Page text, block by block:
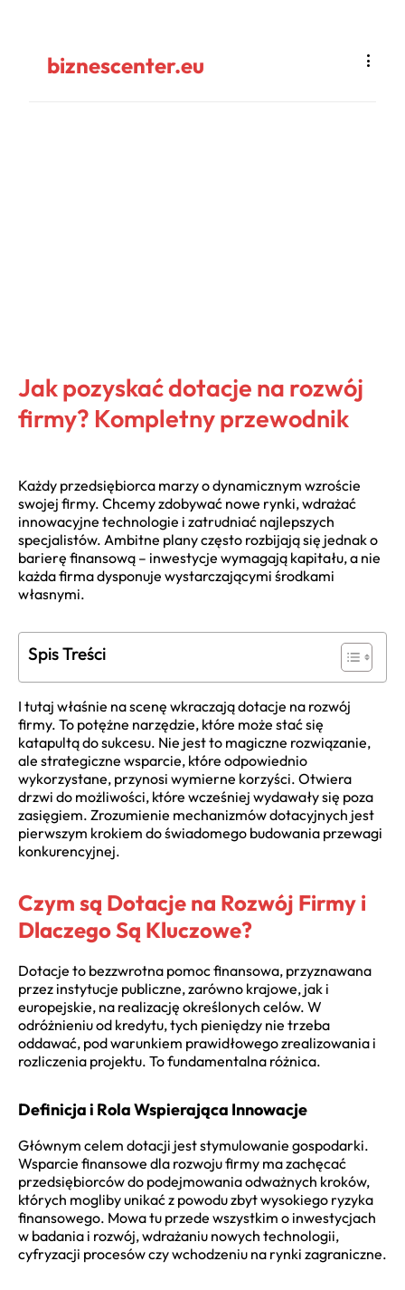
biznescenter.eu
Jak pozyskać dotacje na rozwój
firmy? Kompletny przewodnik
Każdy przedsiębiorca marzy o dynamicznym wzroście
swojej firmy. Chcemy zdobywać nowe rynki, wdrażać
innowacyjne technologie i zatrudniać najlepszych
specjalistów. Ambitne plany często rozbijają się jednak o
barierę finansową – inwestycje wymagają kapitału, a nie
każda firma dysponuje wystarczającymi środkami
własnymi.
Spis Treści
I tutaj właśnie na scenę wkraczają dotacje na rozwój
firmy. To potężne narzędzie, które może stać się
katapultą do sukcesu. Nie jest to magiczne rozwiązanie,
ale strategiczne wsparcie, które odpowiednio
wykorzystane, przynosi wymierne korzyści. Otwiera
drzwi do możliwości, które wcześniej wydawały się poza
zasięgiem. Zrozumienie mechanizmów dotacyjnych jest
pierwszym krokiem do świadomego budowania przewagi
konkurencyjnej.
Czym są Dotacje na Rozwój Firmy i
Dlaczego Są Kluczowe?
Dotacje to bezzwrotna pomoc finansowa, przyznawana
przez instytucje publiczne, zarówno krajowe, jak i
europejskie, na realizację określonych celów. W
odróżnieniu od kredytu, tych pieniędzy nie trzeba
oddawać, pod warunkiem prawidłowego zrealizowania i
rozliczenia projektu. To fundamentalna różnica.
Definicja i Rola Wspierająca Innowacje
Głównym celem dotacji jest stymulowanie gospodarki.
Wsparcie finansowe dla rozwoju firmy ma zachęcać
przedsiębiorców do podejmowania odważnych kroków,
których mogliby unikać z powodu zbyt wysokiego ryzyka
finansowego. Mowa tu przede wszystkim o inwestycjach
w badania i rozwój, wdrażaniu nowych technologii,
cyfryzacji procesów czy wchodzeniu na rynki zagraniczne.